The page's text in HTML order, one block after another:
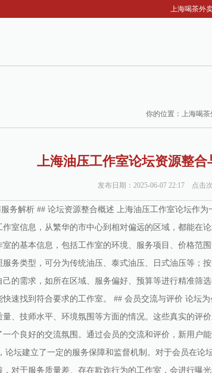
上海喝茶外
你的位置： 上海喝
上海油压工作室论坛资源整合
发布日期：2025-06-07 22:17 点击
务解析 ## 论坛资源整合概述 上海油压工作室论坛作
室信息，从繁华的市中心到相对偏远的区域，都能在
的基本信息，包括工作室的环境、服务项目、价格范
务类型，可分为传统油压、泰式油压、日式油压等；
的需求，如所在区域、服务偏好、预算等进行精准筛
速找到符合要求的工作室。 ## 会员交流与评价 论坛
、技师水平、环境氛围等方面的情况。这些真实的评
个良好的交流氛围。通过会员的交流和评价，新用户
论坛建立了一定的服务保障和监督机制。对于会员在
对于服务质量差、存在欺诈行为的工作室，会进行曝